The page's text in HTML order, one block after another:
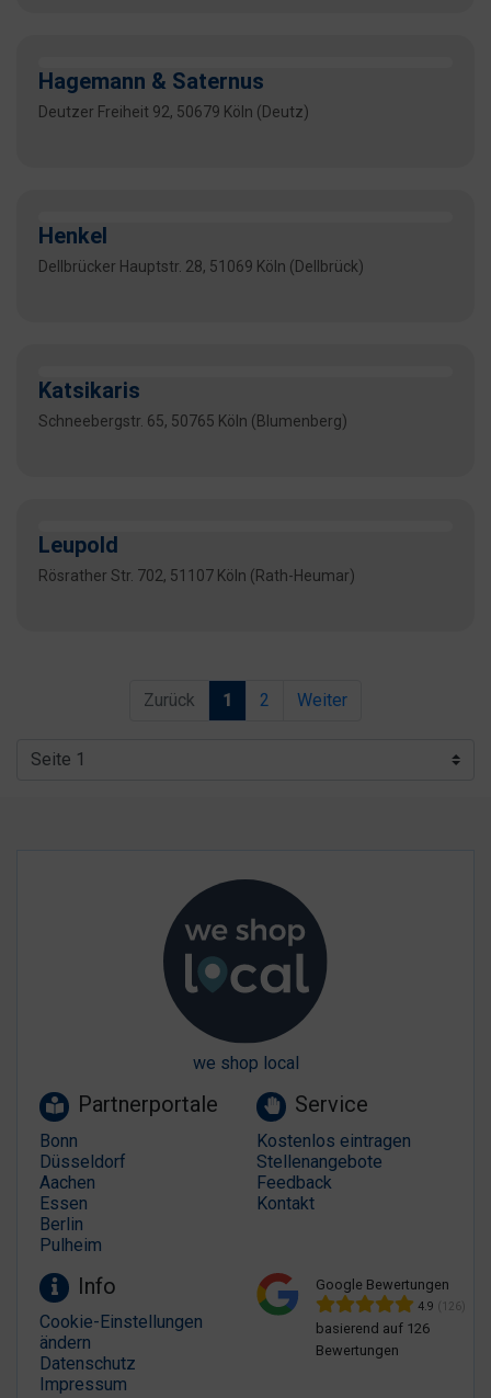
Hagemann & Saternus
Deutzer Freiheit 92, 50679 Köln (Deutz)
Henkel
Dellbrücker Hauptstr. 28, 51069 Köln (Dellbrück)
Katsikaris
Schneebergstr. 65, 50765 Köln (Blumenberg)
Leupold
Rösrather Str. 702, 51107 Köln (Rath-Heumar)
Zurück 1 2 Weiter
we shop local
Partnerportale
Bonn
Düsseldorf
Aachen
Essen
Berlin
Pulheim
Service
Kostenlos eintragen
Stellenangebote
Feedback
Kontakt
Info
Cookie-Einstellungen
ändern
Datenschutz
Impressum
Google Bewertungen
4.9 (126)
basierend auf 126
Bewertungen